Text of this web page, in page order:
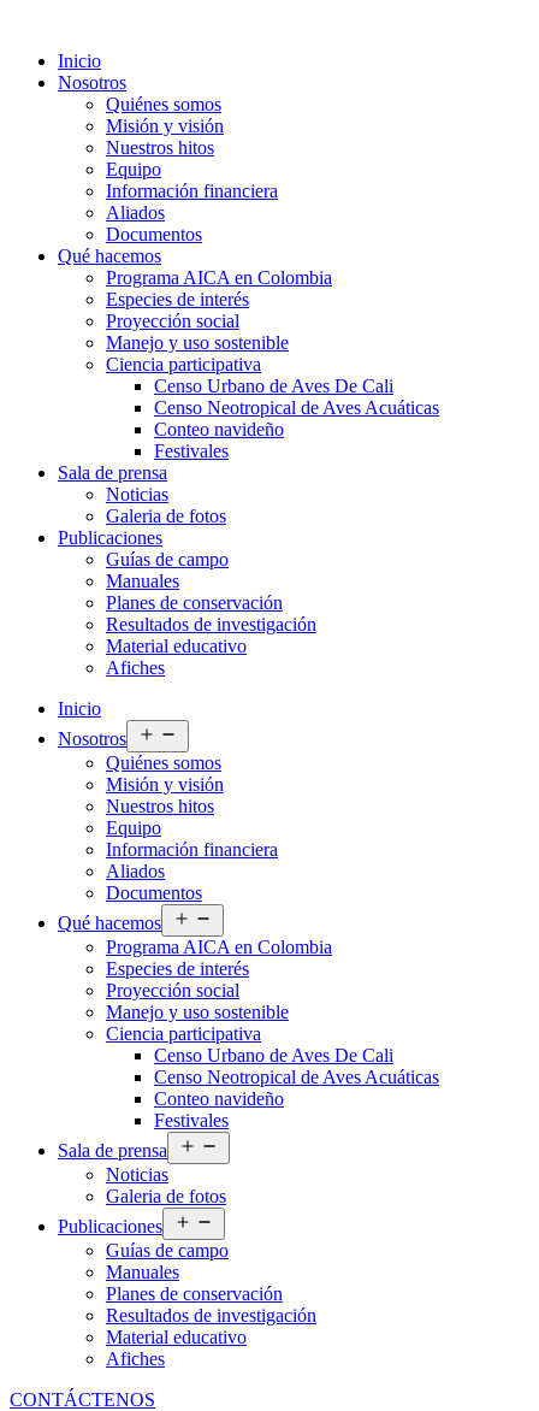
Inicio
Nosotros
Quiénes somos
Misión y visión
Nuestros hitos
Equipo
Información financiera
Aliados
Documentos
Qué hacemos
Programa AICA en Colombia
Especies de interés
Proyección social
Manejo y uso sostenible
Ciencia participativa
Censo Urbano de Aves De Cali
Censo Neotropical de Aves Acuáticas
Conteo navideño
Festivales
Sala de prensa
Noticias
Galeria de fotos
Publicaciones
Guías de campo
Manuales
Planes de conservación
Resultados de investigación
Material educativo
Afiches
Inicio
Nosotros
el
menú
Quiénes somos
Misión y visión
Nuestros hitos
Equipo
Información financiera
Aliados
Documentos
Qué hacemos
el
menú
Programa AICA en Colombia
Especies de interés
Proyección social
Manejo y uso sostenible
Ciencia participativa
Censo Urbano de Aves De Cali
Censo Neotropical de Aves Acuáticas
Conteo navideño
Festivales
Sala de prensa
el
Noticias
Galeria de fotos
Publicaciones
el
menú
Guías de campo
Manuales
Planes de conservación
Resultados de investigación
Material educativo
Afiches
CONTÁCTENOS